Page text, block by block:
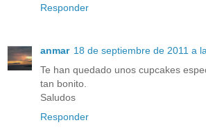
Responder
anmar 18 de septiembre de 2011 a
Te han quedado unos cupcakes
tan bonito.
Saludos
Responder